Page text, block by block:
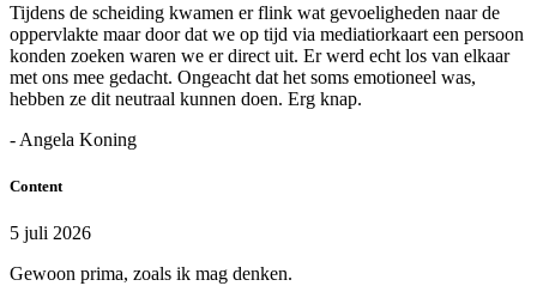
Tijdens de scheiding kwamen er flink wat gevoeligheden naar de
oppervlakte maar door dat we op tijd via mediatiorkaart een persoon
konden zoeken waren we er direct uit. Er werd echt los van elkaar
met ons mee gedacht. Ongeacht dat het soms emotioneel was,
hebben ze dit neutraal kunnen doen. Erg knap.
- Angela Koning
Content
5 juli 2026
Gewoon prima, zoals ik mag denken.